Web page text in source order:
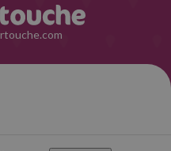
chez Webcartouche
disponibles de cette série de